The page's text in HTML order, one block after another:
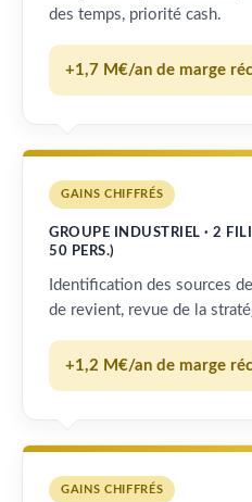
des temps, priorité cash.
+1,7 M€/an de marge
GAINS CHIFFRÉS
GROUPE INDUSTRIEL · 2
50 PERS.)
Identification des sources
de revient, revue de la
+1,2 M€/an de marge
GAINS CHIFFRÉS